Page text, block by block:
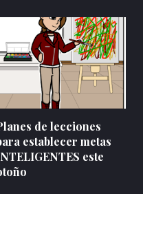
de lecciones
establecer metas
este